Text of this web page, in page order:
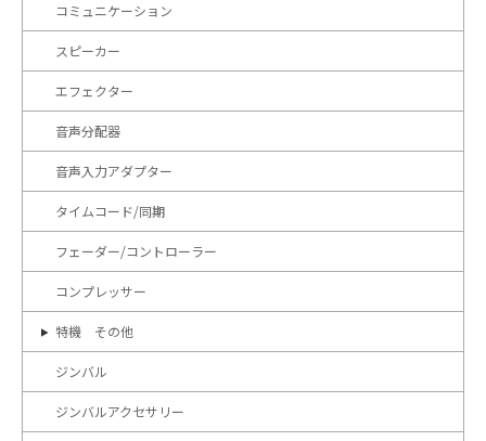
コミュニケーション
スピーカー
エフェクター
音声分配器
音声入力アダプター
タイムコード/同期
フェーダー/コントローラー
コンプレッサー
特機 その他
ジンバル
ジンバルアクセサリー